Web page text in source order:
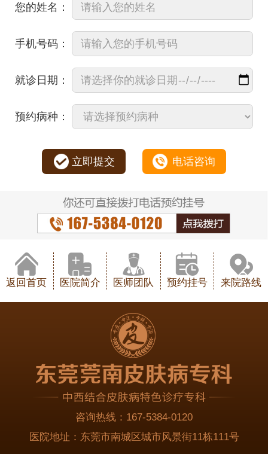
您的姓名：
手机号码：
就诊日期：
预约病种：
立即提交 电话咨询
返回首页 医院简介 医师团队 预约挂号 来院路线
咨询热线： 167-5384-0120
医院地址： 东莞市南城区城市风景街11栋111号